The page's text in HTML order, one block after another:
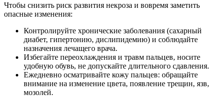
Чтобы снизить риск развития некроза и вовремя заметить
опасные изменения:
Контролируйте хронические заболевания (сахарный
диабет, гипертонию, дислипидемию) и соблюдайте
назначения лечащего врача.
Избегайте переохлаждения и травм пальцев, носите
удобную обувь, не допускайте длительного сдавления.
Ежедневно осматривайте кожу пальцев: обращайте
внимание на изменение цвета, появление трещин, язв,
мозолей.